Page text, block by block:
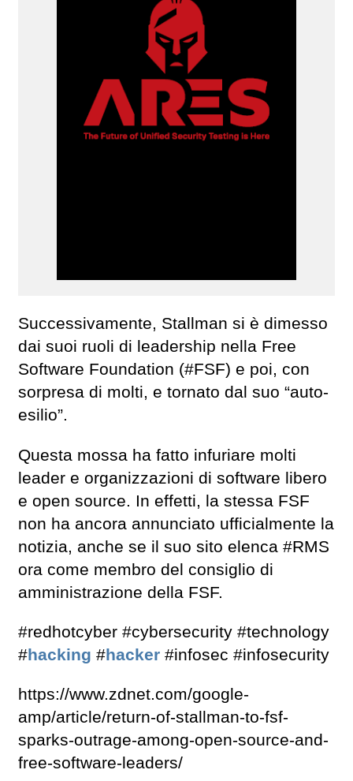
Successivamente, Stallman si è dimesso
dai suoi ruoli di leadership nella Free
Software Foundation (#FSF) e poi, con
sorpresa di molti, e tornato dal suo “auto-
esilio”.
Questa mossa ha fatto infuriare molti
leader e organizzazioni di software libero
e open source. In effetti, la stessa FSF
non ha ancora annunciato ufficialmente la
notizia, anche se il suo sito elenca #RMS
ora come membro del consiglio di
amministrazione della FSF.
#redhotcyber #cybersecurity #technology
#hacking #hacker #infosec #infosecurity
https://www.zdnet.com/google-
amp/article/return-of-stallman-to-fsf-
sparks-outrage-among-open-source-and-
free-software-leaders/